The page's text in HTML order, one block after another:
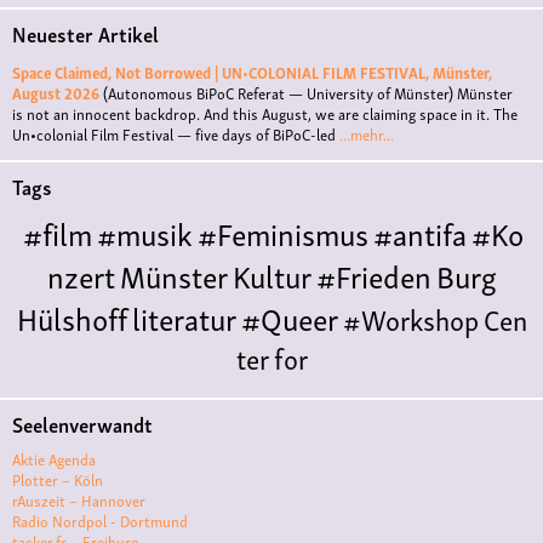
Neuester Artikel
Space Claimed, Not Borrowed | UN•COLONIAL FILM FESTIVAL, Münster,
August 2026(Autonomous BiPoC Referat — University of Münster)Münster
is not an innocent backdrop. And this August, we are claiming space in it. The
Un•colonial Film Festival — five days of BiPoC-led ...mehr...
Tags
#film#musik#Feminismus#antifa#Ko
nzertMünsterKultur#FriedenBurg
Hülshoffliteratur#Queer#WorkshopCen
ter for
LiteraturePolyamoriePolytreff#liveKonzert
Polyamorietreff
Monogamie
ismuskunstantisemitismus
Seelenverwandt
Aktie Agenda
Plotter – Köln
rAuszeit – Hannover
Radio Nordpol - Dortmund